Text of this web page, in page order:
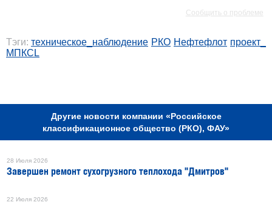
Сообщить о проблеме
Тэги: техническое_наблюдение РКО Нефтефлот проект_
МПКСL
Другие новости компании «Российское
классификационное общество (РКО), ФАУ»
28 Июля 2026
Завершен ремонт сухогрузного теплохода "Дмитров"
22 Июля 2026